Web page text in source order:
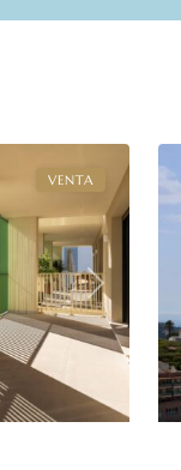
Next
VENTA